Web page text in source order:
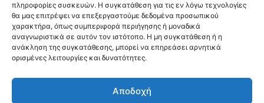
πληροφορίες συσκευών. Η συγκατάθεση για τις εν λόγω τεχνολογίες
θα μας επιτρέψει να επεξεργαστούμε δεδομένα προσωπικού
χαρακτήρα, όπως συμπεριφορά περιήγησης ή μοναδικά
αναγνωριστικά σε αυτόν τον ιστότοπο. Η μη συγκατάθεση ή η
ανάκληση της συγκατάθεσης, μπορεί να επηρεάσει αρνητικά
ορισμένες λειτουργίες και δυνατότητες.
Αποδοχή
Επικοινωνία:filadelfiaxalkidona@gmail.com
ΑΚΟΛΟΥΘΗΣΕ ΜΑΣ